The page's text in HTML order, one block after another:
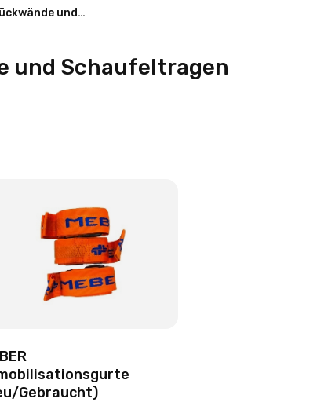
und…
und Schaufeltragen
Gebraucht)